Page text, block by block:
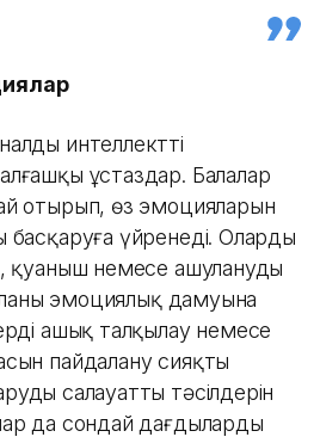
интеллектті
ұстаздар. Балалар
отырып, өз эмоцияларын
үйренеді. Олардың
қуаныш немесе ашулануды
эмоциялық дамуына
ашық талқылау немесе
пайдалану сияқты
салауатты тәсілдерін
да сондай дағдыларды